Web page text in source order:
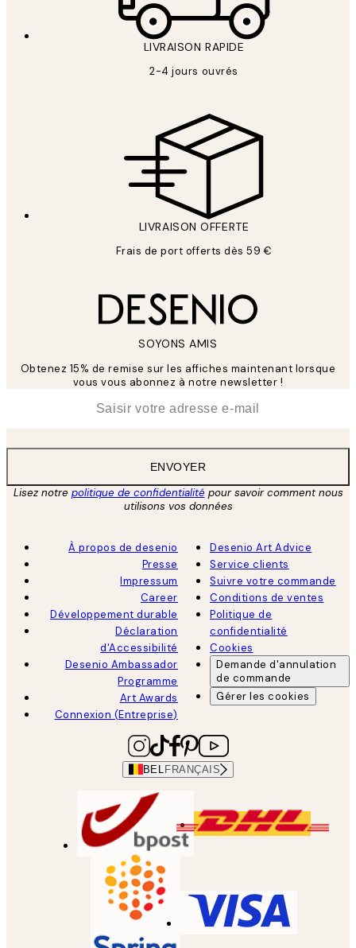
LIVRAISON RAPIDE
2-4 jours ouvrés
LIVRAISON OFFERTE
Frais de port offerts dès 59 €
SOYONS AMIS
Obtenez 15% de remise sur les affiches maintenant lorsque
vous vous abonnez à notre newsletter !
ENVOYER
Lisez notre politique de confidentialitépour savoir comment nous
utilisons vos données
À propos de desenio
Presse
Impressum
Career
Développement durable
Déclaration
d'Accessibilité
Desenio Ambassador
Programme
Art Awards
Connexion (Entreprise)
Desenio Art Advice
Service clients
Suivre votre commande
Conditions de ventes
Politique de
confidentialité
Cookies
Demande d'annulation
de commande
Gérer les cookies
BEL FRANÇAIS